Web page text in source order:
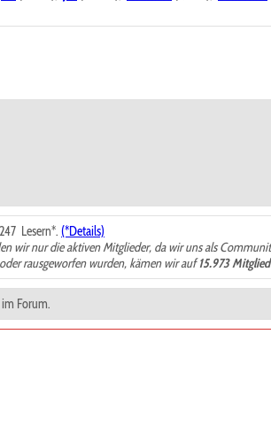
Lesern*. (*Details)
wir nur die aktiven Mitglieder, da wir uns als
rausgeworfen wurden, kämen wir auf15.973
Forum.